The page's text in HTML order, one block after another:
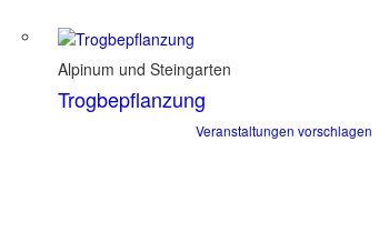
Alpinum und Steingarten
Trogbepflanzung
Veranstaltungen vorschlagen